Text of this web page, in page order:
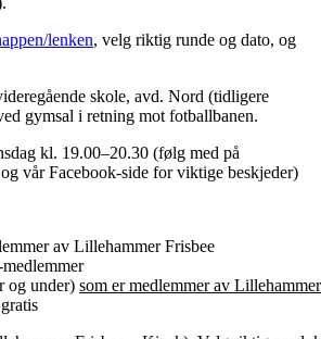
lenken, velg riktig runde og dato, og
skole, avd. Nord (tidligere
gymsal i retning mot fotballbanen.
kl. 19.00–20.30 (følg med på
vår Facebook-side for viktige beskjeder)
av Lillehammer Frisbee
og under) som er medlemmer av Lillehammer